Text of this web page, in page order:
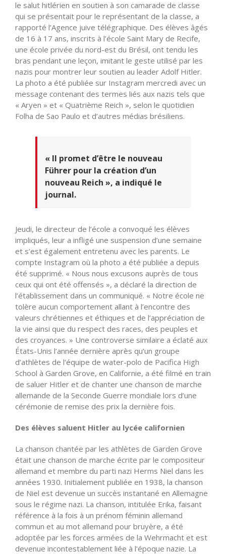
le salut hitlérien en soutien à son camarade de classe
qui se présentait pour le représentant de la classe, a
rapporté l’Agence juive télégraphique. Des élèves âgés
de 16 à 17 ans, inscrits à l’école Saint Mary de Recife,
une école privée du nord-est du Brésil, ont tendu les
bras pendant une leçon, imitant le geste utilisé par les
nazis pour montrer leur soutien au leader Adolf Hitler.
La photo a été publiée sur Instagram mercredi avec un
message contenant des termes liés aux nazis tels que
« Aryen » et « Quatrième Reich », selon le quotidien
Folha de Sao Paulo et d’autres médias brésiliens.
« Il promet d’être le nouveau
Führer pour la création d’un
nouveau Reich », a indiqué le
journal.
Jeudi, le directeur de l’école a convoqué les élèves
impliqués, leur a infligé une suspension d’une semaine
et s’est également entretenu avec les parents. Le
compte Instagram où la photo a été publiée a depuis
été supprimé. « Nous nous excusons auprès de tous
ceux qui ont été offensés », a déclaré la direction de
l’établissement dans un communiqué. « Notre école ne
tolère aucun comportement allant à l’encontre des
valeurs chrétiennes et éthiques et de l’appréciation de
la vie ainsi que du respect des races, des peuples et
des croyances. » Une controverse similaire a éclaté aux
États-Unis l’année dernière après qu’un groupe
d’athlètes de l’équipe de water-polo de Pacifica High
School à Garden Grove, en Californie, a été filmé en train
de saluer Hitler et de chanter une chanson de marche
allemande de la Seconde Guerre mondiale lors d’une
cérémonie de remise des prix la dernière fois.
Des élèves saluent Hitler au lycée californien
La chanson chantée par les athlètes de Garden Grove
était une chanson de marche écrite par le compositeur
allemand et membre du parti nazi Herms Niel dans les
années 1930. Initialement publiée en 1938, la chanson
de Niel est devenue un succès instantané en Allemagne
sous le régime nazi. La chanson, intitulée Erika, faisant
référence à la fois à un prénom féminin allemand
commun et au mot allemand pour bruyère, a été
adoptée par les forces armées de la Wehrmacht et est
devenue incontestablement liée à l’époque nazie. La